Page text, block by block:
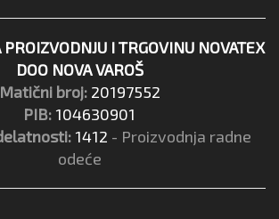
PROIZVODNJU I TRGOVINU NOVATEX
DOO NOVA VAROŠ
Matični broj: 20197552
PIB: 104630901
1412 - Proizvodnja radne
odeće